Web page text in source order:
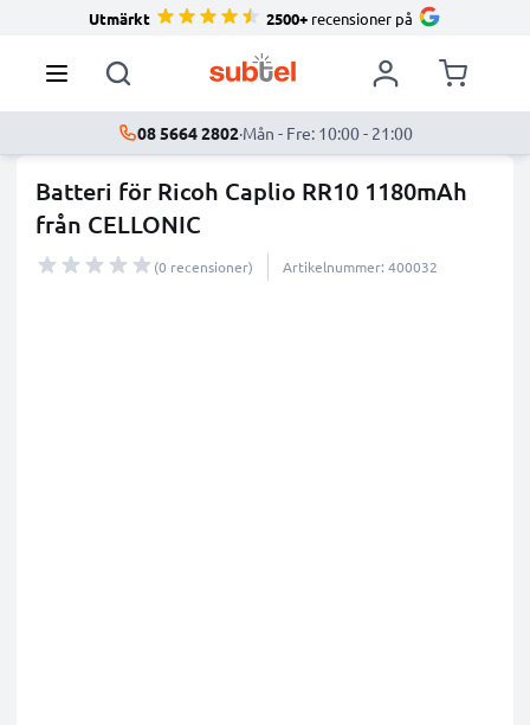
Utmärkt 2500+ recensioner på
08 5664 2802·Mån - Fre: 10:00 - 21:00
Batteri för Ricoh Caplio RR10 1180mAh
från CELLONIC
(0 recensioner) Artikelnummer: 400032